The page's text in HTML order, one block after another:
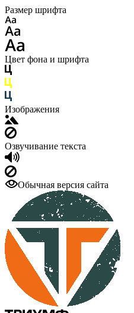
Размер шрифта
Цвет фона и шрифта
Изображения
Озвучивание текста
Обычная версия сайта